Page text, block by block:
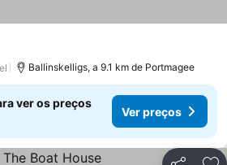
Ballinskelligs, a 9.1 km de Portmagee
ver os preços
Ver preços